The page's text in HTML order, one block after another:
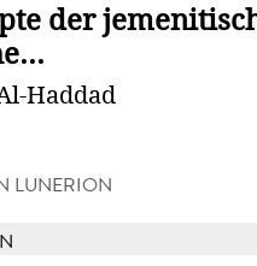
der
Haddad
LUNERION